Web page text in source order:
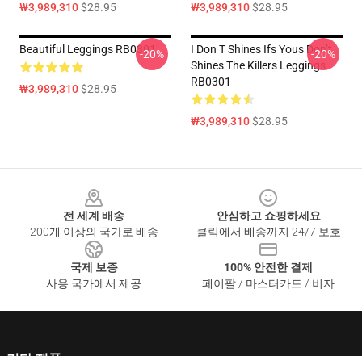
₩3,989,310$28.95 ₩3,989,310$28.95
Beautiful Leggings RB0301
₩3,989,310$28.95
-20%
I Don T Shines Ifs Yous Don’t
Shines The Killers Leggings
RB0301
₩3,989,310$28.95
-20%
전 세계 배송
200개 이상의 국가로 배송
안심하고 쇼핑하세요
클릭에서 배송까지 24/7 보호
국제 보증
사용 국가에서 제공
100% 안전한 결제
페이팔 / 마스터카드 / 비자